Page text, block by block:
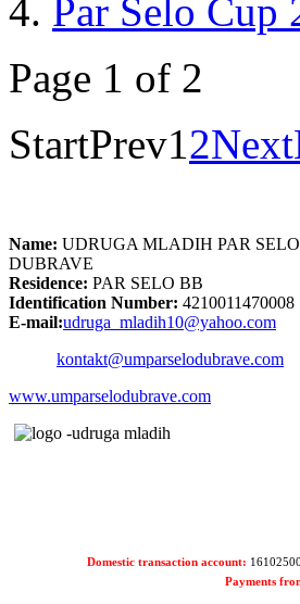
Par Selo Cup
Page 1 of 2
StartPrev12Next
Name: UDRUGA MLADIH PAR
DUBRAVE
Residence: PAR SELO BB
Identification Number: 4210011470008
E-mail:udruga_mladih10@yahoo.com
kontakt@umparselodubrave.com
www.umparselodubrave.com
Domestic transaction account:
Payments